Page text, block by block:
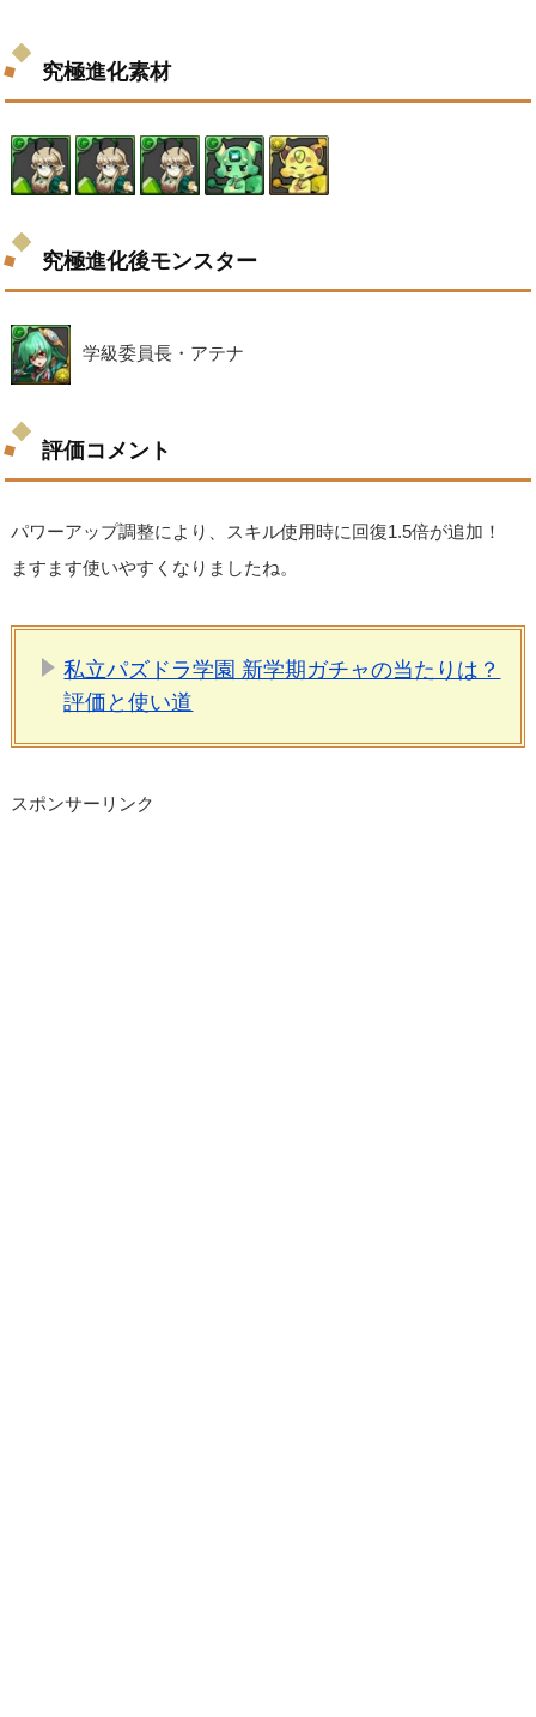
究極進化素材
究極進化後モンスター
学級委員長・アテナ
評価コメント
パワーアップ調整により、スキル使用時に回復1.5倍が追加！
ますます使いやすくなりましたね。
私立パズドラ学園 新学期ガチャの当たりは？
評価と使い道
スポンサーリンク